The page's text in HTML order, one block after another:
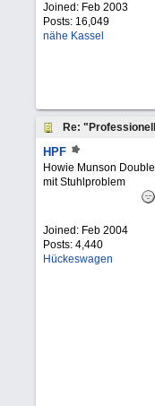
Joined: Feb 2003
Posts: 16,049
nähe Kassel
Re:
HPF
Howie Munson Double
mit Stuhlproblem
Joined: Feb 2004
Posts: 4,440
Hückeswagen